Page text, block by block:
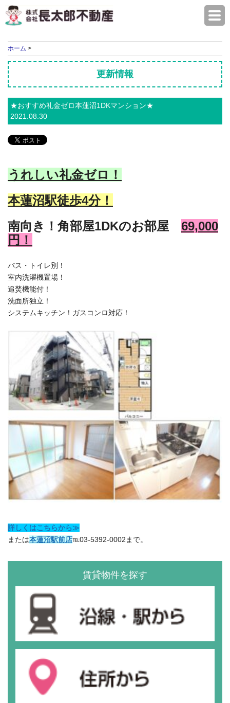
ホーム >
更新情報
★おすすめ礼金ゼロ本蓮沼1DKマンション★
2021.08.30
うれしい礼金ゼロ！
本蓮沼駅徒歩4分！
南向き！角部屋1DKのお部屋 69,000
円！
バス・トイレ別！
室内洗濯機置場！
追焚機能付！
洗面所独立！
システムキッチン！ガスコンロ対応！
詳しくはこちらから≫
または本蓮沼駅前店℡03-5392-0002まで。
賃貸物件を探す